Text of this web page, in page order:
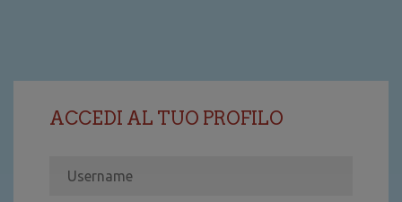
ACCEDI AL TUO PROFILO